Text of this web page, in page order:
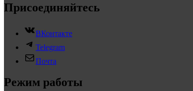
Присоединяйтесь
ВКонтакте
Telegram
Почта
Режим работы